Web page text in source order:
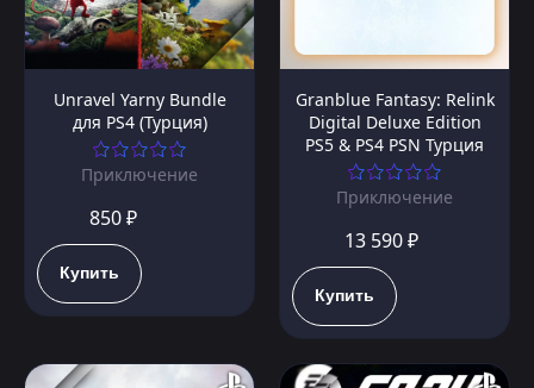
Unravel Yarny Bundle
для PS4 (Турция)
Приключение
850 ₽
Купить
Granblue Fantasy: Relink
Digital Deluxe Edition
PS5 & PS4 PSN Турция
Приключение
13 590 ₽
Купить